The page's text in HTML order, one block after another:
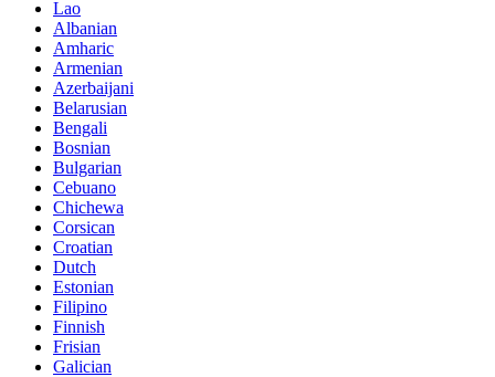
Lao
Albanian
Amharic
Armenian
Azerbaijani
Belarusian
Bengali
Bosnian
Bulgarian
Cebuano
Chichewa
Corsican
Croatian
Dutch
Estonian
Filipino
Finnish
Frisian
Galician